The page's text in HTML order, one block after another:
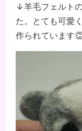
↓羊毛フェルト
た。とても可愛
作られています